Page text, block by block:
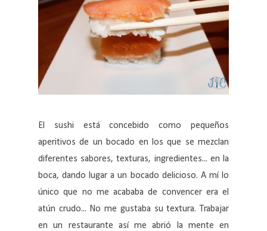
El sushi está concebido como pequeños
aperitivos de un bocado en los que se mezclan
diferentes sabores, texturas, ingredientes... en la
boca, dando lugar a un bocado delicioso. A mí lo
único que no me acababa de convencer era el
atún crudo... No me gustaba su textura. Trabajar
en un restaurante así me abrió la mente en